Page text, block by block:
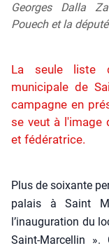
Georges Dalla
Pouech et la
La seule liste
municipale de
campagne en
se veut à l'image
et fédératrice.
Plus de soixante
palais à Saint
l’inauguration du
Saint-Mar­cel­lin ».